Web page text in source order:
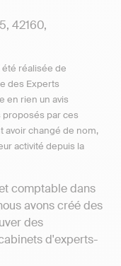
42160,
réalisée de
des Experts
en rien un avis
proposés par ces
avoir changé de nom,
activité depuis la
comptable dans
avons créé des
des
d'experts-